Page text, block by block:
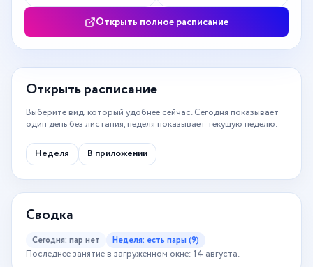
Открыть полное расписание
Открыть расписание
Выберите вид, который удобнее сейчас. Сегодня показывает
один день без листания, неделя показывает текущую неделю.
Неделя В приложении
Сводка
Сегодня: пар нет Неделя: есть пары (9)
Последнее занятие в загруженном окне: 14 августа.